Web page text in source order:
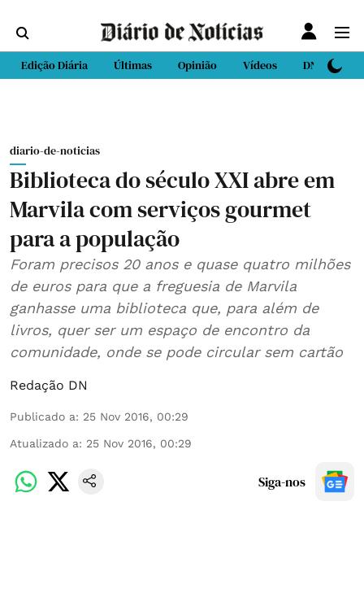
Edição Diária Últimas Opinião Vídeos DN Sport
diario-de-noticias
Biblioteca do século XXI abre em
Marvila com serviços gourmet
para a população
Foram precisos 20 anos e quase quatro milhões
de euros para que a freguesia de Marvila
ganhasse uma biblioteca que, para além de
livros, quer ser um espaço de encontro da
comunidade, onde se pode circular sem cartão
Redação DN
Publicado a: 25 Nov 2016, 00:29
Atualizado a: 25 Nov 2016, 00:29
Siga-nos